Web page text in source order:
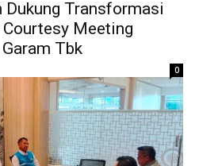
Dukung Transformasi
Meeting
Tbk
0